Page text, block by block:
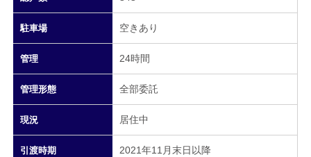
駐車場 空きあり
管理 24時間
管理形態 全部委託
現況 居住中
引渡時期 2021年11月末日以降